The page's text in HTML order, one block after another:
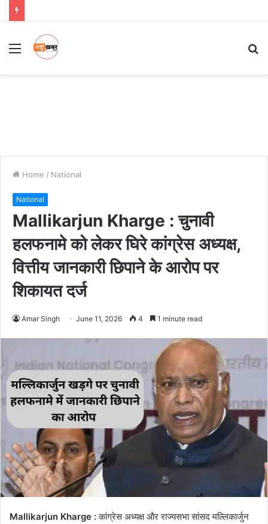
Menu
Home / National
National
Mallikarjun Kharge : चुनावी
हलफनामे को लेकर घिरे कांग्रेस अध्यक्ष,
वित्तीय जानकारी छिपाने के आरोप पर
शिकायत दर्ज
Amar Singh June 11, 2026 4 1 minute read
Mallikarjun Kharge :कांग्रेस अध्यक्ष और राज्यसभा सांसद मल्लिकार्जुन